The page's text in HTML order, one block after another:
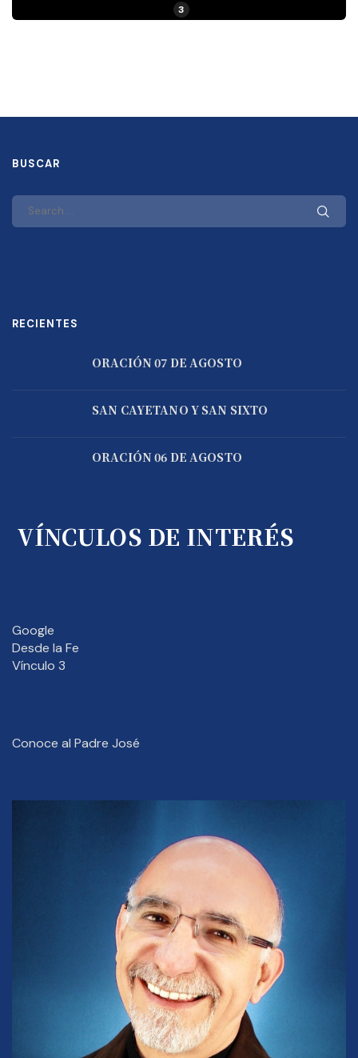
3
BUSCAR
RECIENTES
ORACIÓN 07 DE AGOSTO
SAN CAYETANO Y SAN SIXTO
ORACIÓN 06 DE AGOSTO
VÍNCULOS DE INTERÉS
Google
Desde la Fe
Vínculo 3
Conoce al Padre José